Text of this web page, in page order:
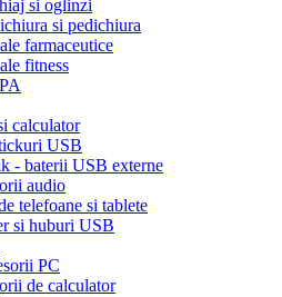
si oglinzi
si pedichiura
farmaceutice
fitness
calculator
USB
- baterii USB externe
audio
telefoane si tablete
si huburi USB
PC
de calculator